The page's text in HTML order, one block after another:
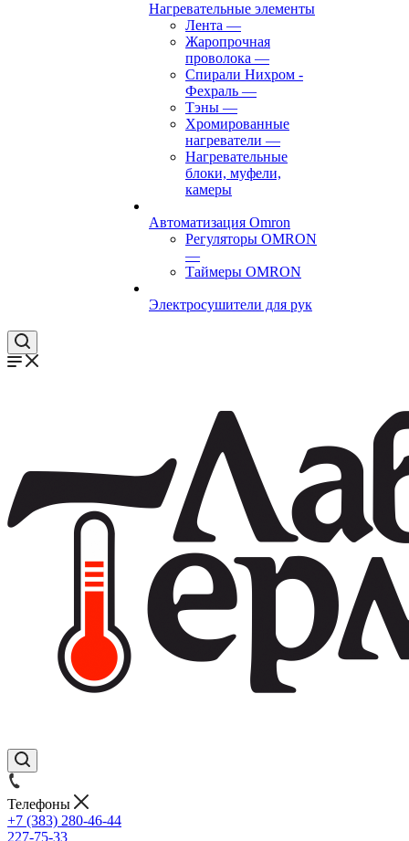
Нагревательные элементы
Лента —
Жаропрочная
проволока —
Спирали Нихром -
Фехраль —
Тэны —
Хромированные
нагреватели —
Нагревательные
блоки, муфели,
камеры
Автоматизация Omron
Регуляторы OMRON
—
Таймеры OMRON
Электросушители для рук
Телефоны
+7 (383) 280-46-44
227-75-33